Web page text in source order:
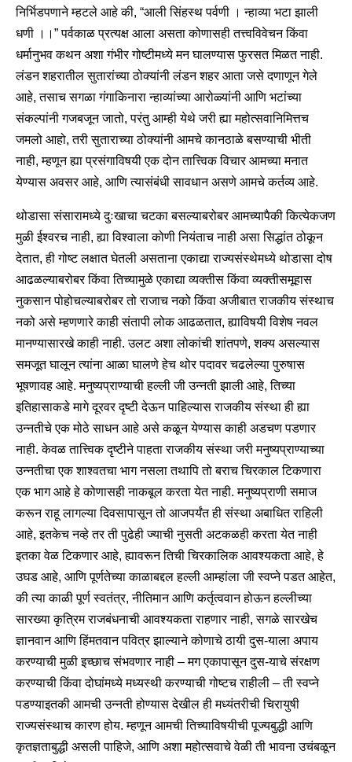
निर्भिडपणाने म्हटले आहे की, “आली सिंहस्थ पर्वणी । न्हाव्या भटा झाली
धणी ।।” पर्वकाळ प्रत्यक्ष आला असता कोणासही तत्त्वविवेचन किंवा
धर्मानुभव कथन अशा गंभीर गोष्टीमध्ये मन घालण्यास फुरसत मिळत नाही.
लंडन शहरातील सुतारांच्या ठोक्यांनी लंडन शहर आता जसे दणाणून गेले
आहे, तसाच सगळा गंगाकिनारा न्हाव्यांच्या आरोळ्यांनी आणि भटांच्या
संकल्पांनी गजबजून जातो, परंतु आम्ही येथे जरी ह्या महोत्सवानिमित्तच
जमलो आहो, तरी सुताराच्या ठोक्यांनी आमचे कानठाळे बसण्याची भीती
नाही, म्हणून ह्या प्रसंगाविषयी एक दोन तात्त्विक विचार आमच्या मनात
येण्यास अवसर आहे, आणि त्यासंबंधी सावधान असणे आमचे कर्तव्य आहे.
थोडासा संसारामध्ये दुःखाचा चटका बसल्याबरोबर आमच्यापैकी कित्येकजण
मुळी ईश्वरच नाही, ह्या विश्वाला कोणी नियंताच नाही असा सिद्धांत ठोकून
देतात, ही गोष्ट लक्षात घेतली असताना एकाद्या राज्यसंस्थेमध्ये थोडासा दोष
आढळल्याबरोबर किंवा तिच्यामुळे एकाद्या व्यक्तीस किंवा व्यक्तीसमूहास
नुकसान पोहोचल्याबरोबर तो राजाच नको किंवा अजीबात राजकीय संस्थाच
नको असे म्हणणारे काही संतापी लोक आढळतात, ह्याविषयी विशेष नवल
मानण्यासारखे काही नाही. उलट अशा लोकांची शांतपणे, शक्य असल्यास
समजूत घालून त्यांना आळा घालणे हेच थोर पदावर चढलेल्या पुरुषास
भूषणावह आहे. मनुष्यप्राण्याची हल्ली जी उन्नती झाली आहे, तिच्या
इतिहासाकडे मागे दूरवर दृष्टी देऊन पाहिल्यास राजकीय संस्था ही ह्या
उन्नतीचे एक मोठे साधन आहे असे कळून येण्यास काही अडचण पडणार
नाही. केवळ तात्त्विक दृष्टीने पाहता राजकीय संस्था जरी मनुष्यप्राण्याच्या
उन्नतीचा एक शाश्वतचा भाग नसला तथापि तो बराच चिरकाल टिकणारा
एक भाग आहे हे कोणासही नाकबूल करता येत नाही. मनुष्यप्राणी समाज
करून राहू लागल्या दिवसापासून तो आजपर्यंत ही संस्था अबाधित राहिली
आहे, इतकेच नव्हे तर ती पुढेही ज्याची नुसती अटकळही करता येत नाही
इतका वेळ टिकणार आहे, ह्यावरून तिची चिरकालिक आवश्यकता आहे, हे
उघड आहे, आणि पूर्णतेच्या काळाबद्दल हल्ली आम्हांला जी स्वप्ने पडत आहेत,
की त्या काळी पूर्ण स्वतंत्र, नीतिमान आणि कर्तृत्ववान होऊन हल्लीच्या
सारख्या कृत्रिम राजबंधनाची आवश्यकता राहणार नाही, सगळे सारखेच
ज्ञानवान आणि हिंमतवान पवित्र झाल्याने कोणाचे ठायी दुस-याला अपाय
करण्याची मुळी इच्छाच संभवणार नाही – मग एकापासून दुस-याचे संरक्षण
करण्याची किंवा दोघांमध्ये मध्यस्थी करण्याची गोष्टच राहीली – ती स्वप्ने
पडण्याइतकी आमची उन्नती होण्यास देखील ही मध्यंतरीची चिरायुषी
राज्यसंस्थाच कारण होय. म्हणून आमची तिच्याविषयीची पूज्यबुद्धी आणि
कृतज्ञताबुद्धी असली पाहिजे, आणि अशा महोत्सवाचे वेळी ती भावना उचंबळून